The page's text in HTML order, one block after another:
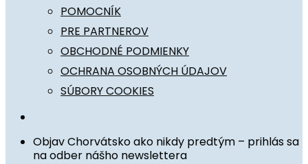
POMOCNÍK
PRE PARTNEROV
OBCHODNÉ PODMIENKY
OCHRANA OSOBNÝCH ÚDAJOV
SÚBORY COOKIES
Objav Chorvátsko ako nikdy predtým – prihlás sa
na odber nášho newslettera